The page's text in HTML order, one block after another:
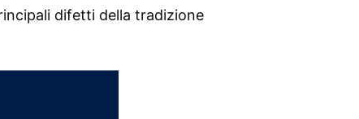
difetti della tradizione